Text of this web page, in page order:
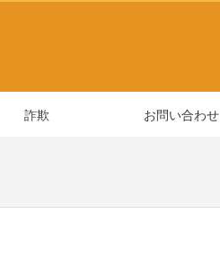
詐欺 お問い合わせ